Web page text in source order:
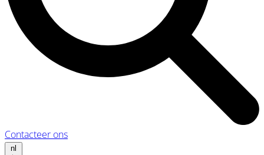
Contacteer ons
nl